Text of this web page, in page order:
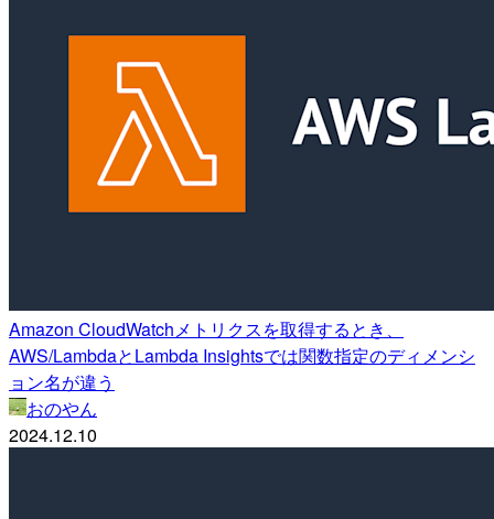
Amazon CloudWatchメトリクスを取得するとき、
AWS/LambdaとLambda Insightsでは関数指定のディメンシ
ョン名が違う
おのやん
2024.12.10